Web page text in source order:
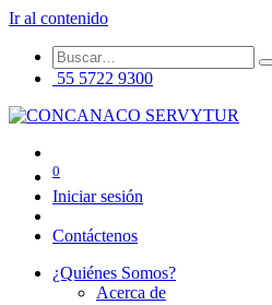
Ir al contenido
55 5722 9300
0
Iniciar sesión
Contáctenos
¿Quiénes Somos?
Acerca de